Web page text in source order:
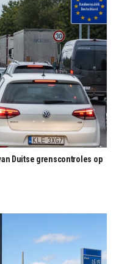
Duitse grenscontroles op